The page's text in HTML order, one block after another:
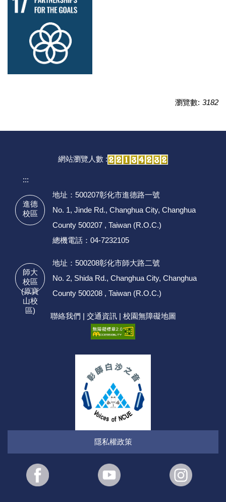
瀏覽數: 3182
網站瀏覽人數 :
:::
進德
校區
地址：500207彰化市進德路一號
No. 1, Jinde Rd., Changhua City, Changhua
County 500207 , Taiwan (R.O.C.)
總機電話：04-7232105
師大
校區
(原寶
山校
區)
地址：500208彰化市師大路二號
No. 2, Shida Rd., Changhua City, Changhua
County 500208 , Taiwan (R.O.C.)
聯絡我們 | 交通資訊| 校園無障礙地圖
隱私權政策